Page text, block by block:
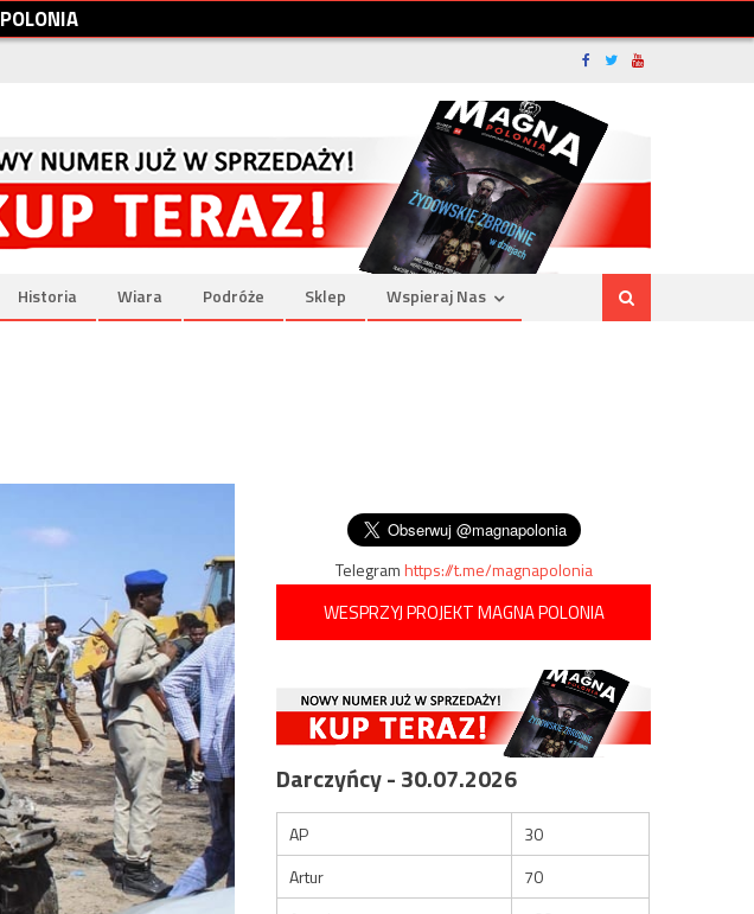
POLONIA
Historia Wiara Podróże Sklep Wspieraj Nas
Telegramhttps://t.me/magnapolonia
WESPRZYJ PROJEKT MAGNA POLONIA
Darczyńcy - 30.07.2026
AP
30
Artur
70